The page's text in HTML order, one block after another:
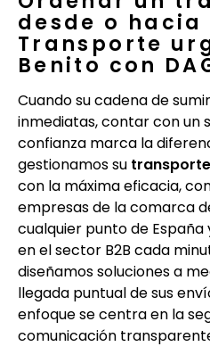
desde o hacia
Transporte
Benito con
Cuando su cadena de
inmediatas, contar con un
confianza marca la
gestionamos su
con la máxima eficacia,
empresas de la comarca
cualquier punto de España
en el sector B2B cada
diseñamos soluciones a
llegada puntual de sus
enfoque se centra en la
comunicación